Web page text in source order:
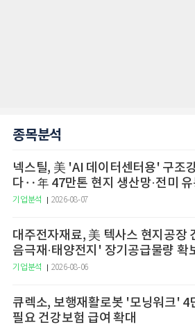
종목분석
넥스틸, 美 'AI 데이터센터용' 구조
다‥年 47만톤 현지 생산망·전미
기업분석 2026-08-07
대주전자재료, 美 텍사스 현지공장
음극재·태양전지' 장기공급물량 확
기업분석 2026-08-06
큐렉소, 보행재활로봇 '모닝워크' 4
필요 건강보험 급여 확대